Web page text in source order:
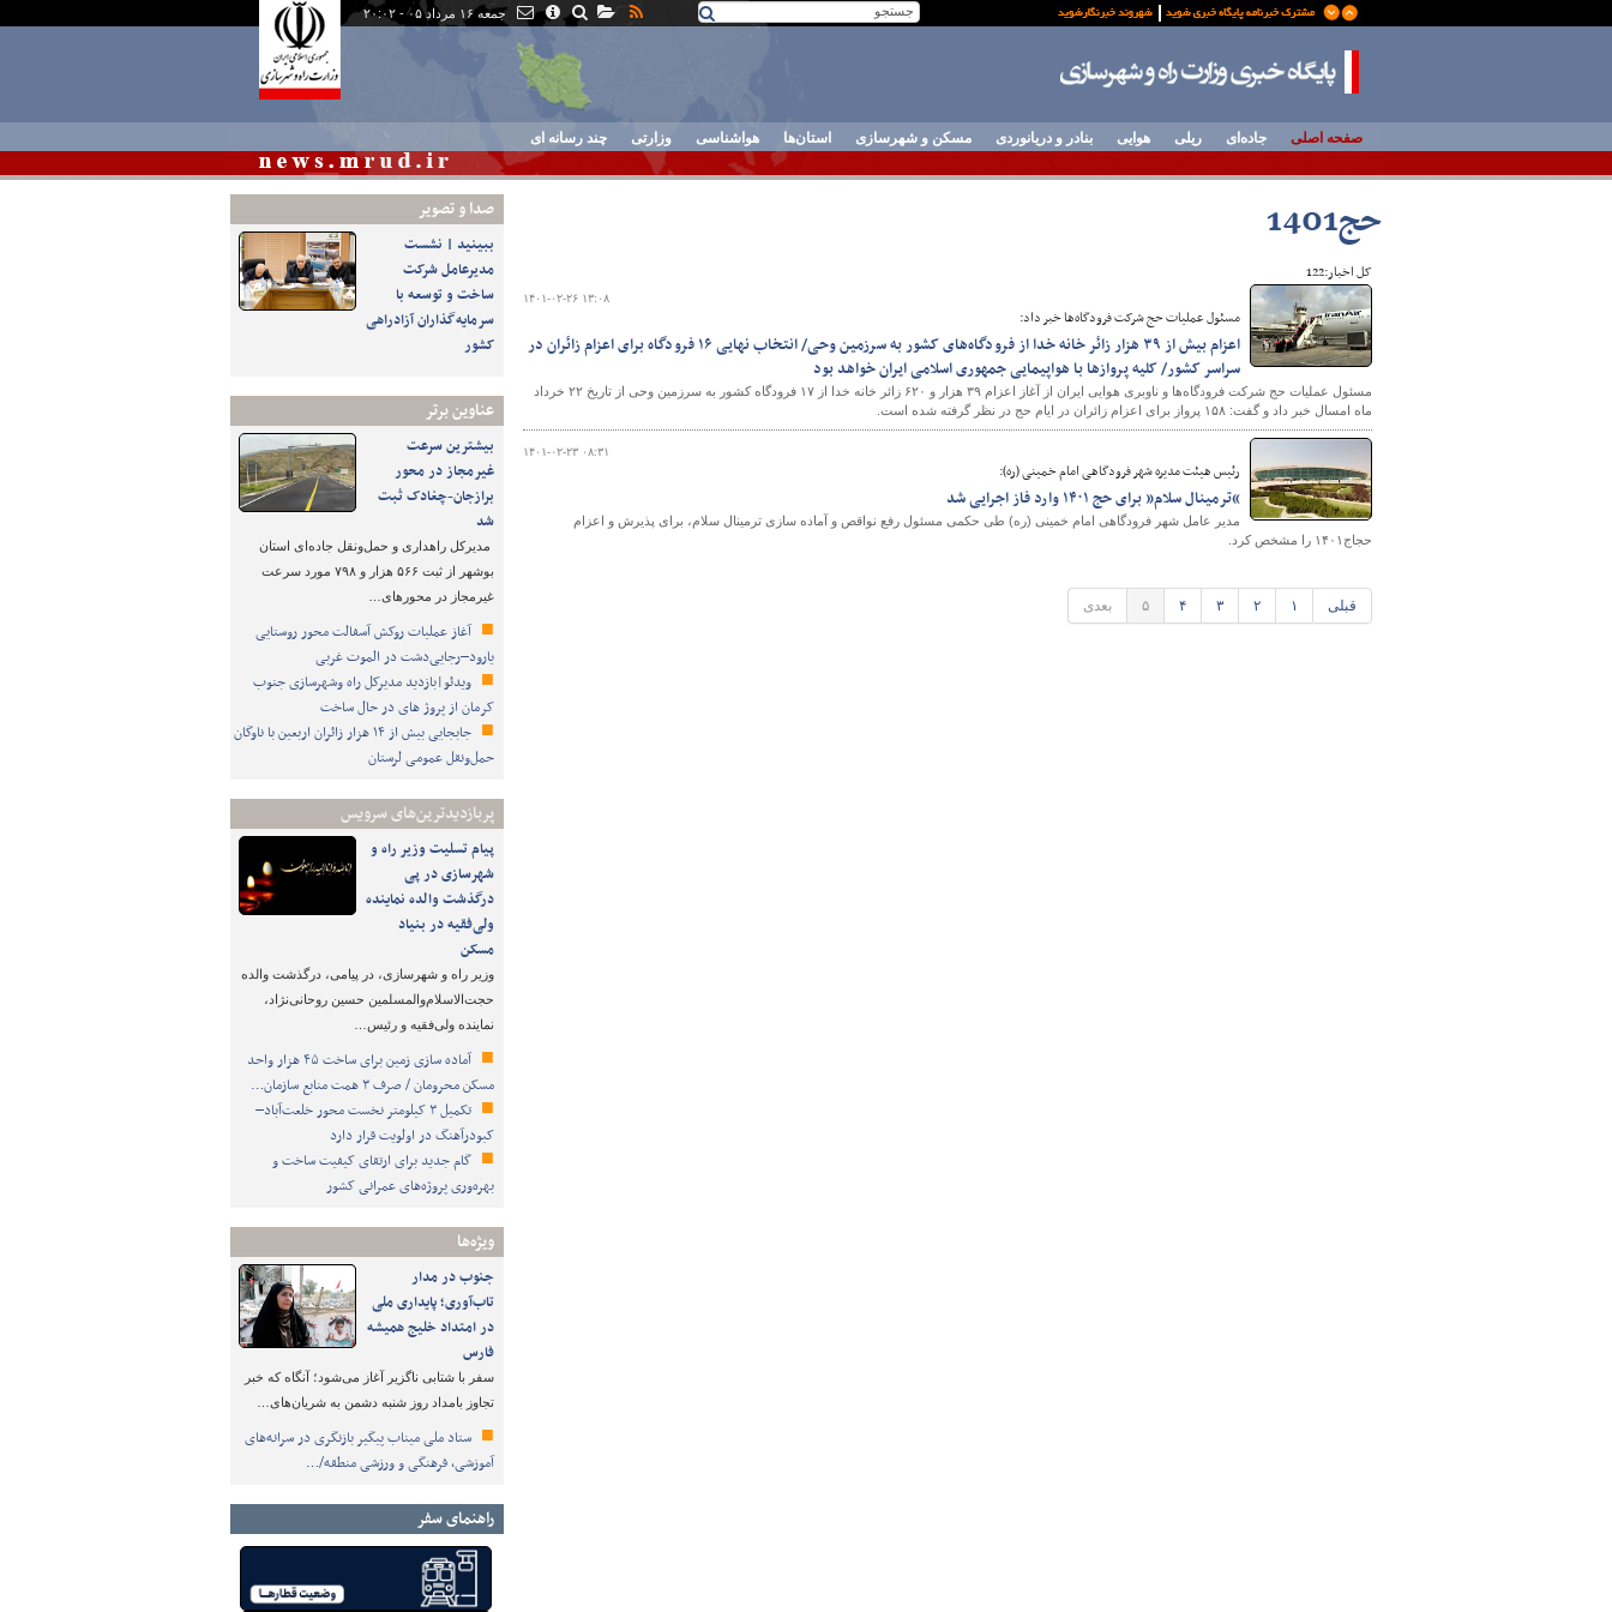
جمعه ۱۶ مرداد ۰۵ - ۲۰:۰۲
صفحه اصلی جاده‌ای ریلی هوایی بنادر و دریانوردی مسکن و شهرسازی استان‌ها هواشناسی وزارتی چند رسانه ای
صدا و تصوير
ببینید | نشست
مدیرعامل شرکت
ساخت و توسعه با
سرمایه‌گذاران آزادراهی
کشور
عناوین برتر
بیشترین سرعت
غیرمجاز در محور
برازجان-چغادک ثبت
شد
مدیرکل راهداری و حمل‌ونقل جاده‌ای استان
بوشهر از ثبت ۵۶۶ هزار و ۷۹۸ مورد سرعت
غیرمجاز در محورهای…
آغاز عملیات روکش آسفالت محور روستایی
یارود–رجایی‌دشت در الموت غربی
ویدئو|بازدید مدیرکل راه وشهرسازی جنوب
کرمان از پروژ های در حال ساخت
جابجایی بیش از ۱۴ هزار زائران اربعین با ناوگان
حمل‌ونقل عمومی لرستان
پربازدیدترین‌های سرویس
پیام تسلیت وزیر راه و
شهرسازی در پی
درگذشت والده نماینده
ولی‌فقیه در بنیاد
مسکن
وزیر راه و شهرسازی، در پیامی، درگذشت والده
حجت‌الاسلام‌والمسلمین حسین روحانی‌نژاد،
نماینده ولی‌فقیه و رئیس…
آماده سازی زمین برای ساخت ۴۵ هزار واحد
مسکن محرومان / صرف ۳ همت منابع سازمان…
تکمیل ۳ کیلومتر نخست محور خلعت‌آباد–
کبودرآهنگ در اولویت قرار دارد
گام جدید برای ارتقای کیفیت ساخت و
بهره‌وری پروژه‌های عمرانی کشور
ویژه‌ها
جنوب در مدار
تاب‌آوری؛ پایداری ملی
در امتداد خلیج همیشه
فارس
سفر با شتابی ناگزیر آغاز می‌شود؛ آنگاه که خبر
تجاوز بامداد روز شنبه دشمن به شریان‌های…
ستاد ملی میناب پیگیر بازنگری در سرانه‌های
آموزشی، فرهنگی و ورزشی منطقه/…
راهنمای سفر
حج1401
کل اخبار:122
۱۴۰۱-۰۲-۲۶ ۱۳:۰۸
مسئول عملیات حج شرکت فرودگاه‌ها خبر داد:
اعزام بيش از ۳۹ هزار زائر خانه خدا از فرودگاه‌های کشور به سرزمين وحی/ انتخاب نهایی ۱۶ فرودگاه برای اعزام زائران در
سراسر کشور/ کلیه پروازها با هواپیمایی جمهوری اسلامی ایران خواهد بود
مسئول عملیات حج شرکت فرودگاه‌ها و ناوبری هوایی ایران از آغاز اعزام ۳۹ هزار و ۶۲۰ زائر خانه خدا از ۱۷ فرودگاه کشور به سرزمین وحی از تاریخ ۲۲ خرداد
ماه امسال خبر داد و گفت: ۱۵۸ پرواز برای اعزام زائران در ایام حج در نظر گرفته شده است.
۱۴۰۱-۰۲-۲۳ ۰۸:۳۱
رئیس هيئت مدیره شهر فرودگاهی امام خمینی (ره):
“ترمینال سلام” برای حج ۱۴۰۱ وارد فاز اجرایی شد
مدیر عامل شهر فرودگاهی امام خمینی (ره) طی حکمی مسئول رفع نواقص و آماده سازی ترمینال سلام، برای پذیرش و اعزام
حجاج١۴٠١ را مشخص کرد.
قبلی ۱ ۲ ۳ ۴ ۵ بعدی